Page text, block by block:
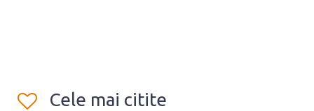
Cele mai citite